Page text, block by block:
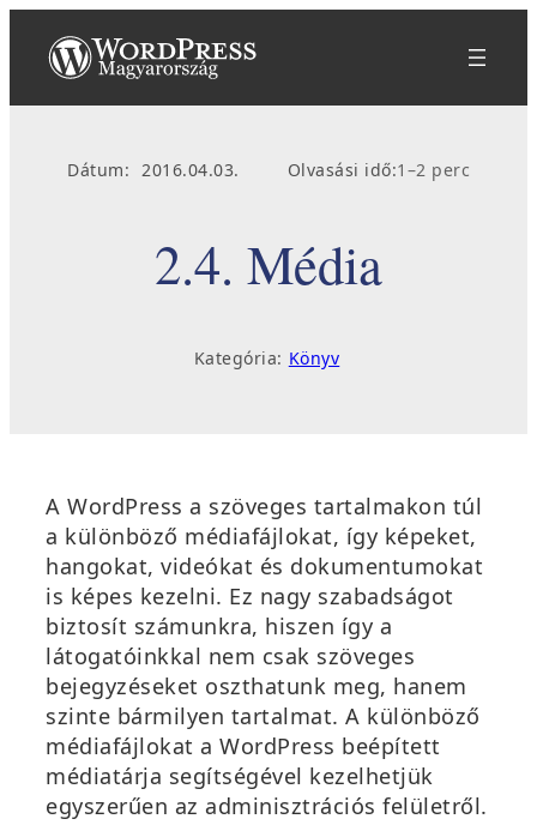
tartalomhoz
Dátum: 2016.04.03. Olvasási idő:1–2 perc
2.4. Média
Kategória: Könyv
A WordPress a szöveges tartalmakon túl
a különböző médiafájlokat, így képeket,
hangokat, videókat és dokumentumokat
is képes kezelni. Ez nagy szabadságot
biztosít számunkra, hiszen így a
látogatóinkkal nem csak szöveges
bejegyzéseket oszthatunk meg, hanem
szinte bármilyen tartalmat. A különböző
médiafájlokat a WordPress beépített
médiatárja segítségével kezelhetjük
egyszerűen az adminisztrációs felületről.